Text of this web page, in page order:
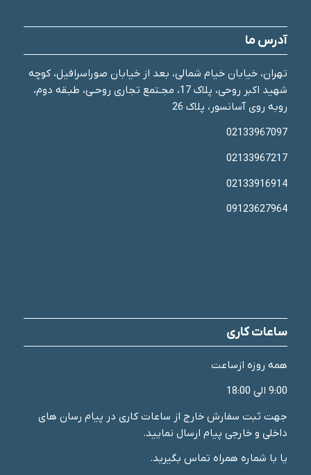
آدرس ما
تهران، خیابان خیام شمالی، بعد از خیابان صوراسرافیل، کوچه
شهید اکبر روحی، پلاک 17، مجـتمع تجاری روحـی، طبـقه دوم،
روبه روی آسانسور، پلاک 26
02133967097
02133967217
02133916914
09123627964
ساعات کاری
همه روزه ازساعت
9:00 الی 18:00
جهت ثبت سفارش خارج از ساعات کاری در پیام رسان های
داخلی و خارجی پیام ارسال نمایید.
یا با شماره همراه تماس بگیرید.